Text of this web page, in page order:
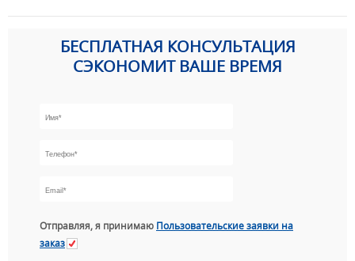
БЕСПЛАТНАЯ КОНСУЛЬТАЦИЯ
СЭКОНОМИТ ВАШЕ ВРЕМЯ
Отправляя, я принимаю Пользовательские заявки на
заказ